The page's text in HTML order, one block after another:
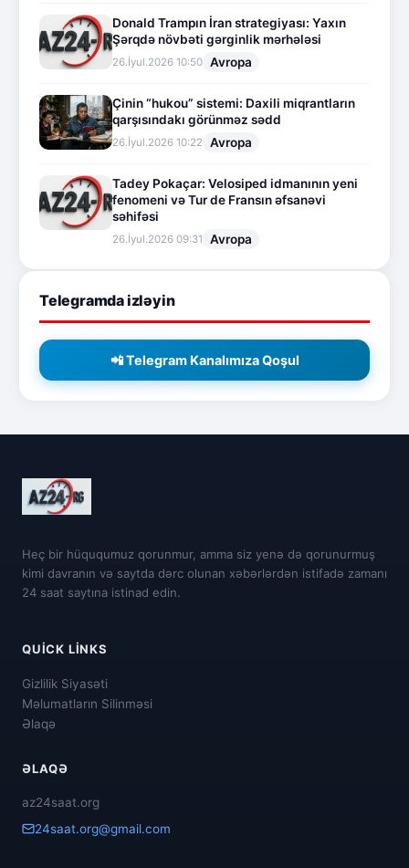
Donald Trampın İran strategiyası: Yaxın
Şərqdə növbəti gərginlik mərhələsi
26.İyul.2026 10:50 Avropa
Çinin “hukou” sistemi: Daxili miqrantların
qarşısındakı görünməz sədd
26.İyul.2026 10:22 Avropa
Tadey Pokaçar: Velosiped idmanının yeni
fenomeni və Tur de Fransın əfsanəvi
səhifəsi
26.İyul.2026 09:31 Avropa
Telegramda izləyin
📲 Telegram Kanalımıza Qoşul
Heç bir hüququmuz qorunmur, amma siz yenə də qorunurmuş
kimi davranın və saytda dərc olunan xəbərlərdən istifadə zamanı
24 saat saytına istinad edin.
QUICK LINKS
Gizlilik Siyasəti
Məlumatların Silinməsi
Əlaqə
ƏLAQƏ
az24saat.org
24saat.org@gmail.com